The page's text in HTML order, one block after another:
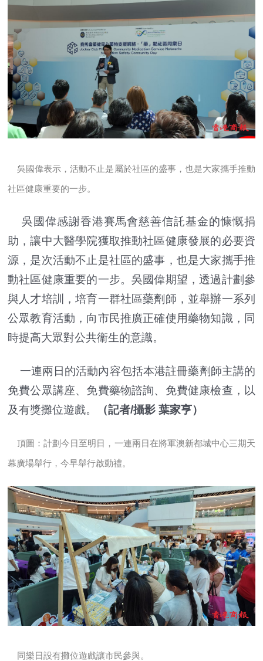
吳國偉表示，活動不止是屬於社區的盛事，也是大家攜手推動
社區健康重要的一步。
吳國偉感謝香港賽馬會慈善信託基金的慷慨捐
助，讓中大醫學院獲取推動社區健康發展的必要資
源，是次活動不止是社區的盛事，也是大家攜手推
動社區健康重要的一步。吳國偉期望，透過計劃參
與人才培訓，培育一群社區藥劑師，並舉辦一系列
公眾教育活動，向市民推廣正確使用藥物知識，同
時提高大眾對公共衞生的意識。
一連兩日的活動內容包括本港註冊藥劑師主講的
免費公眾講座、免費藥物諮詢、免費健康檢查，以
及有獎攤位遊戲。
（記者/攝影 葉家亨）
頂圖：計劃今日至明日，一連兩日在將軍澳新都城中心三期天
幕廣場舉行，今早舉行啟動禮。
同樂日設有攤位遊戲讓市民參與。